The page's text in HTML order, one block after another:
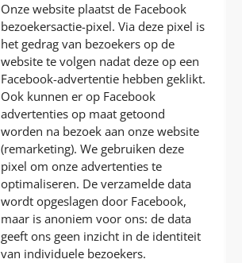
Onze website plaatst de Facebook
bezoekersactie-pixel. Via deze pixel is
het gedrag van bezoekers op de
website te volgen nadat deze op een
Facebook-advertentie hebben geklikt.
Ook kunnen er op Facebook
advertenties op maat getoond
worden na bezoek aan onze website
(remarketing). We gebruiken deze
pixel om onze advertenties te
optimaliseren. De verzamelde data
wordt opgeslagen door Facebook,
maar is anoniem voor ons: de data
geeft ons geen inzicht in de identiteit
van individuele bezoekers.